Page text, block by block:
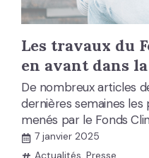
Les travaux du
en avant dans
De nombreux articles
dernières semaines
menés par le Fonds
7 janvier 2025
Actualités, Presse